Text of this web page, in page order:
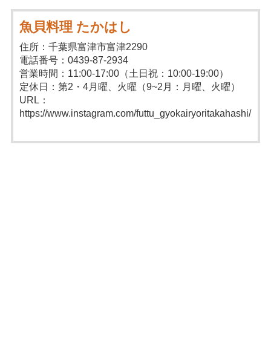
魚貝料理 たかはし
住所：千葉県富津市富津2290
電話番号：0439-87-2934
営業時間：11:00-17:00（土日祝：10:00-19:00）
定休日：第2・4月曜、火曜（9~2月：月曜、火曜）
URL：
https://www.instagram.com/futtu_gyokairyoritakahashi/